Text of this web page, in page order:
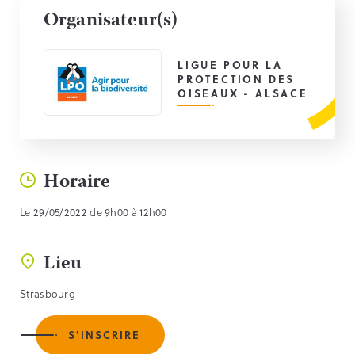
Organisateur(s)
LIGUE POUR LA
PROTECTION DES
OISEAUX - ALSACE
Horaire
Le 29/05/2022 de 9h00 à 12h00
Lieu
Strasbourg
S'INSCRIRE